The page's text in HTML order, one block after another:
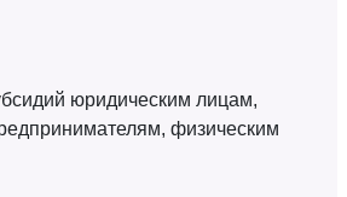
юридическим лицам,
физическим